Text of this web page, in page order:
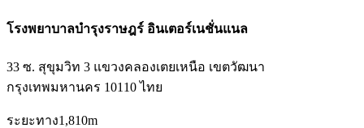
โรงพยาบาลบำรุงราษฎร์ อินเตอร์เนชั่นแนล
33 ซ. สุขุมวิท 3 แขวงคลองเตยเหนือ เขตวัฒนา
กรุงเทพมหานคร 10110 ไทย
ระยะทาง1,810m